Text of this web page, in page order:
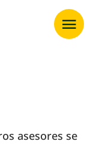
asesores se